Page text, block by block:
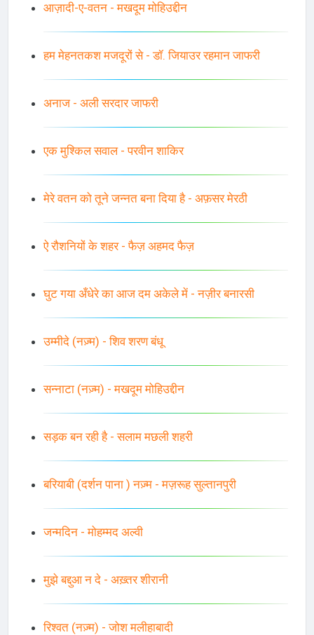
आज़ादी-ए-वतन - मखदूम मोहिउद्दीन
हम मेहनतकश मजदूरों से - डॉ. जियाउर रहमान जाफरी
अनाज - अली सरदार जाफरी
एक मुश्किल सवाल - परवीन शाकिर
मेरे वतन को तूने जन्नत बना दिया है - अफ़सर मेरठी
ऐ रौशनियों के शहर - फैज़ अहमद फैज़
घुट गया अँधेरे का आज दम अकेले में - नज़ीर बनारसी
उम्मीदे (नज़्म) - शिव शरण बंधू
सन्नाटा (नज़्म) - मखदूम मोहिउद्दीन
सड़क बन रही है - सलाम मछली शहरी
बरियाबी (दर्शन पाना ) नज़्म - मज़रूह सुल्तानपुरी
जन्मदिन - मोहम्मद अल्वी
मुझे बद्दुआ न दे - अख़्तर शीरानी
रिश्वत (नज़्म) - जोश मलीहाबादी